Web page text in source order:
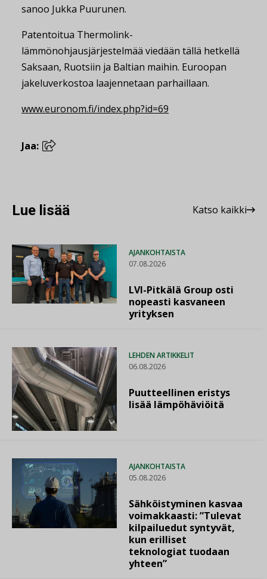
sanoo Jukka Puurunen.
Patentoitua Thermolink-
lämmönohjausjärjestelmää viedään tällä hetkellä
Saksaan, Ruotsiin ja Baltian maihin. Euroopan
jakeluverkostoa laajennetaan parhaillaan.
www.euronom.fi/index.php?id=69
Jaa:
Lue lisää Katso kaikki
AJANKOHTAISTA
07.08.2026
LVI-Pitkälä Group osti
nopeasti kasvaneen
yrityksen
LEHDEN ARTIKKELIT
06.08.2026
Puutteellinen eristys
lisää lämpöhäviöitä
AJANKOHTAISTA
05.08.2026
Sähköistyminen kasvaa
voimakkaasti: ”Tulevat
kilpailuedut syntyvät,
kun erilliset
teknologiat tuodaan
yhteen”